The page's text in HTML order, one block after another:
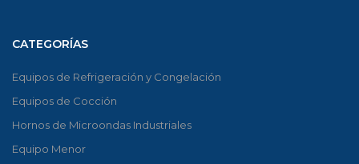
CATEGORÍAS
Equipos de Refrigeración y Congelación
Equipos de Cocción
Hornos de Microondas Industriales
Equipo Menor